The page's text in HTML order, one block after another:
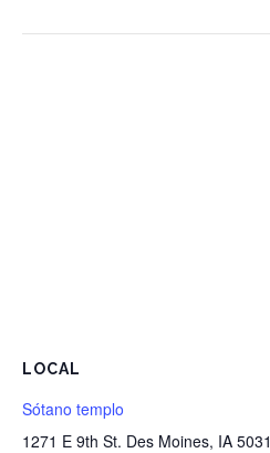
LOCAL
Sótano templo
1271 E 9th St. Des Moines, IA